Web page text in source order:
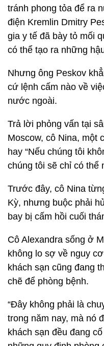
tránh phong tỏa để ra
điện Kremlin Dmitry
gia y tế đã bày tỏ mối
có thể tạo ra những
Nhưng ông Peskov
cứ lệnh cấm nào về
nước ngoài.
Trả lời phỏng vấn tại
Moscow, cô Nina, một
hay “Nếu chúng tôi
chúng tôi sẽ chỉ có thể
Trước đây, cô Nina
Kỳ, nhưng buộc phải
bay bị cấm hồi cuối
Cô Alexandra sống ở
không lo sợ về nguy
khách sạn cũng đang
chẽ để phòng bệnh.
“Đây không phải là
trong năm nay, mà nó
khách sạn đều đang